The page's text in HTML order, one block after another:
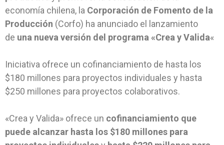
economía chilena, la Corporación de Fomento de la
Producción (Corfo) ha anunciado el lanzamiento
de una nueva versión del programa «Crea y Valida«
Iniciativa ofrece un cofinanciamiento de hasta los
$180 millones para proyectos individuales y hasta
$250 millones para proyectos colaborativos.
«Crea y Valida» ofrece un cofinanciamiento que
puede alcanzar hasta los $180 millones para